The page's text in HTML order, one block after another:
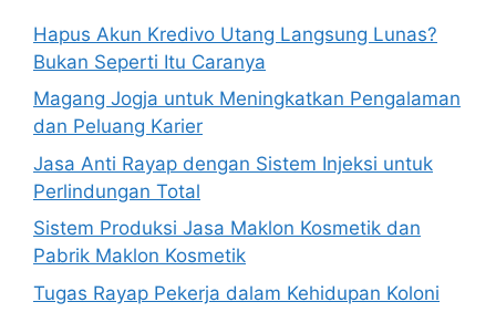
Hapus Akun Kredivo Utang Langsung Lunas?
Bukan Seperti Itu Caranya
Magang Jogja untuk Meningkatkan Pengalaman
dan Peluang Karier
Jasa Anti Rayap dengan Sistem Injeksi untuk
Perlindungan Total
Sistem Produksi Jasa Maklon Kosmetik dan
Pabrik Maklon Kosmetik
Tugas Rayap Pekerja dalam Kehidupan Koloni